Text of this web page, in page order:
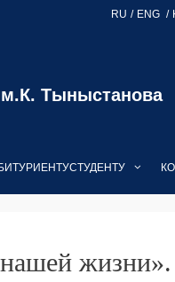
RU ENG
Тыныстанова
СТУДЕНТУ